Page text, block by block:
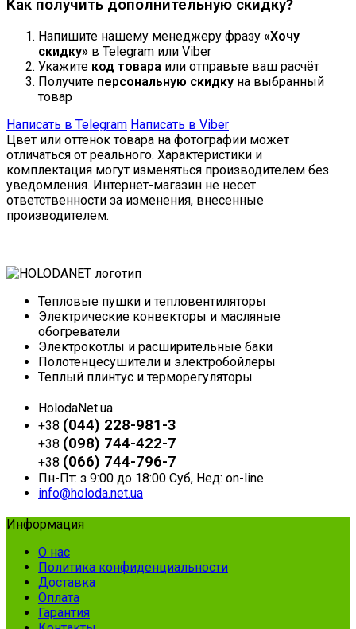
Как получить дополнительную скидку?
Напишите нашему менеджеру фразу «Хочу
скидку» в Telegram или Viber
Укажите код товара или отправьте ваш расчёт
Получите персональную скидку на выбранный
товар
Написать в Telegram Написать в Viber
Цвет или оттенок товара на фотографии может
отличаться от реального. Характеристики и
комплектация могут изменяться производителем без
уведомления. Интернет-магазин не несет
ответственности за изменения, внесенные
производителем.
Тепловые пушки и тепловентиляторы
Электрические конвекторы и масляные
обогреватели
Электрокотлы и расширительные баки
Полотенцесушители и электробойлеры
Теплый плинтус и терморегуляторы
HolodaNet.ua
+38 (044) 228-981-3
+38 (098) 744-422-7
+38 (066) 744-796-7
Пн-Пт: з 9:00 до 18:00 Суб, Нед: on-line
info@holoda.net.ua
Информация
О нас
Политика конфиденциальности
Доставка
Оплата
Гарантия